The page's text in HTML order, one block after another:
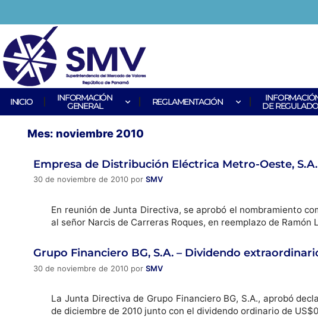
INICIO
INFORMACIÓN
GENERAL
REGLAMENTACIÓN
DE
Mes: noviembre 2010
Empresa de Distribución Eléctrica Metro-Oeste,
30 de noviembre de 2010 por SMV
En reunión de Junta Directiva, se aprobó el nombramiento
al señor Narcis de Carreras Roques, en reemplazo de Ramón
Grupo Financiero BG, S.A. – Dividendo
30 de noviembre de 2010 por SMV
La Junta Directiva de Grupo Financiero BG, S.A., aprobó
de diciembre de 2010 junto con el dividendo ordinario de